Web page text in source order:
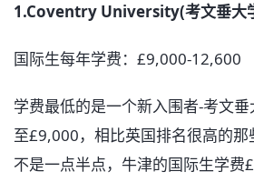
1.Coventry University(考文垂大
国际生每年学费：£9,000-12,600
学费最低的是一个新入围者-考文
至£9,000，相比英国排名很高的
不是一点半点，牛津的国际生学费